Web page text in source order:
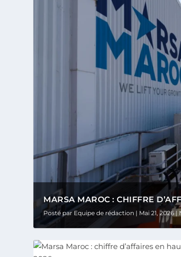
MARSA MAROC : CHIFFRE
Posté parEquipe de rédaction | Mai 21, 2026 |